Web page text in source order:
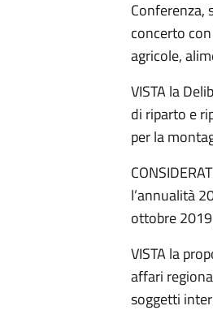
Conferenza,
concerto
agricole,
VISTA la
di riparto e
per la
l’annualità
ottobre
VISTA la
affari
soggetti